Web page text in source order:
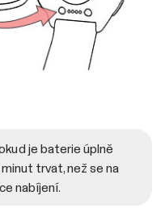
je baterie úplně
trvat, než se na
nabíjení.